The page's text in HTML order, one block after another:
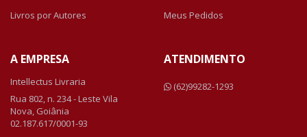
Livros por Autores
Meus Pedidos
A EMPRESA
Intellectus Livraria
Rua 802, n. 234 - Leste Vila
Nova, Goiânia
02.187.617/0001-93
ATENDIMENTO
(62)99282-1293